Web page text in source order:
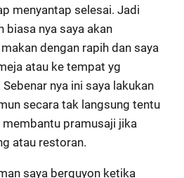
menyantap selesai. Jadi
biasa nya saya akan
dengan rapih dan saya
atau ke tempat yg
nya ini saya lakukan
secara tak langsung tentu
pramusaji jika
atau restoran.
saya berguyon ketika